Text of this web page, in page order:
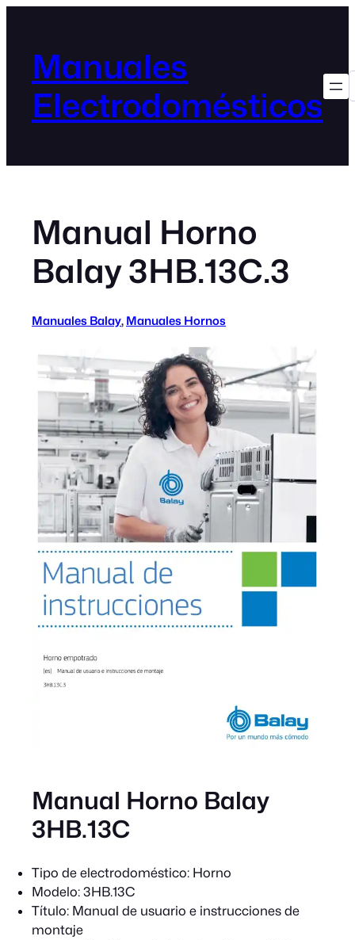
Manuales
Electrodomésticos
Manual Horno
Balay 3HB.13C.3
Manuales Balay, Manuales Hornos
Manual Horno Balay
3HB.13C
Tipo de electrodoméstico: Horno
Modelo: 3HB.13C
Título: Manual de usuario e instrucciones de
montaje